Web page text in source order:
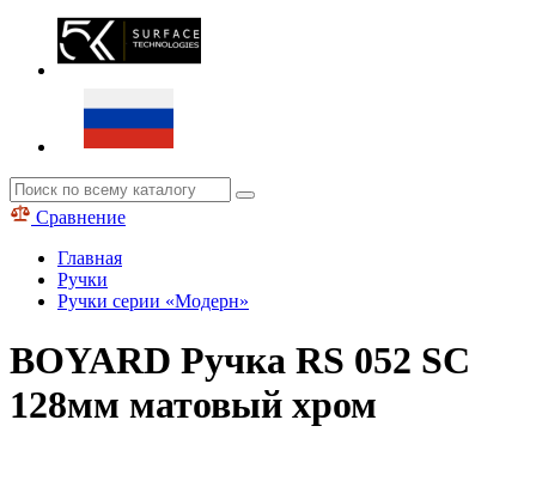
Сравнение
Главная
Ручки
Ручки серии «Модерн»
BOYARD Ручка RS 052 SC
128мм матовый хром